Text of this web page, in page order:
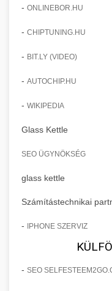
- ONLINEBOR.HU
- CHIPTUNING.HU
- BIT.LY (VIDEO)
- AUTOCHIP.HU
- WIKIPEDIA
Glass Kettle
SEO ÜGYNÖKSÉG
glass kettle
Számítástechnikai
- IPHONE SZERVIZ
- SEO